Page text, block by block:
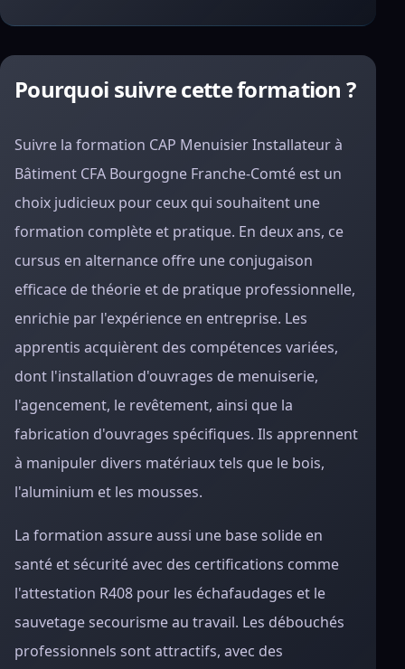
Pourquoi suivre cette formation ?
Suivre la formation CAP Menuisier Installateur à
Bâtiment CFA Bourgogne Franche-Comté est un
choix judicieux pour ceux qui souhaitent une
formation complète et pratique. En deux ans, ce
cursus en alternance offre une conjugaison
efficace de théorie et de pratique professionnelle,
enrichie par l'expérience en entreprise. Les
apprentis acquièrent des compétences variées,
dont l'installation d'ouvrages de menuiserie,
l'agencement, le revêtement, ainsi que la
fabrication d'ouvrages spécifiques. Ils apprennent
à manipuler divers matériaux tels que le bois,
l'aluminium et les mousses.
La formation assure aussi une base solide en
santé et sécurité avec des certifications comme
l'attestation R408 pour les échafaudages et le
sauvetage secourisme au travail. Les débouchés
professionnels sont attractifs, avec des